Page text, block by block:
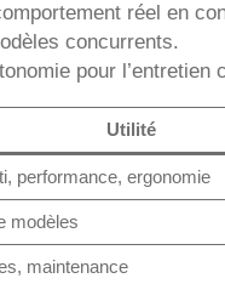
réel en
concurrents.
pour l’entretien
Utilité
performance, ergonomie
modèles
maintenance